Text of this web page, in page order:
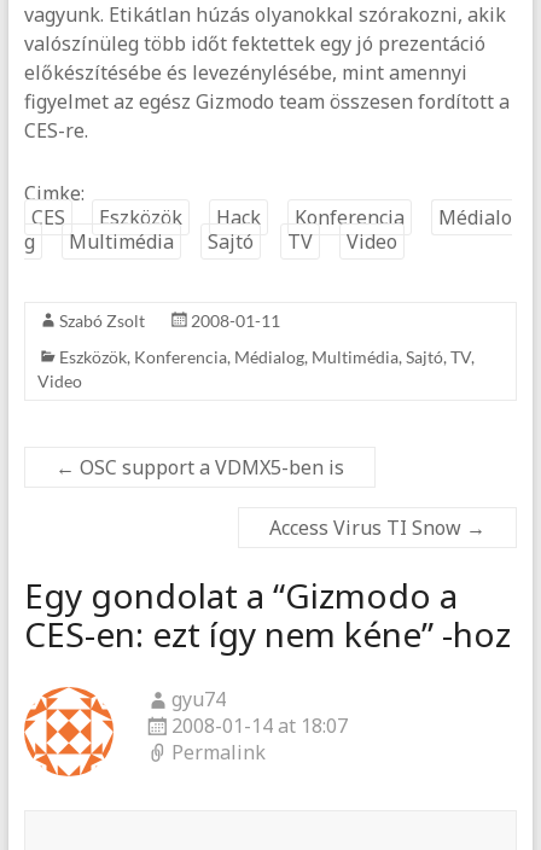
vagyunk. Etikátlan húzás olyanokkal szórakozni, akik
valószínüleg több időt fektettek egy jó prezentáció
előkészítésébe és levezénylésébe, mint amennyi
figyelmet az egész Gizmodo team összesen fordított a
CES-re.
Cimke:
CES
Eszközök Hack Konferencia
Médialo
g
Multimédia Sajtó TV Video
Szabó Zsolt
2008-01-11
Eszközök, Konferencia, Médialog, Multimédia, Sajtó, TV,
Video
← OSC support a VDMX5-ben is
Access Virus TI Snow →
Egy gondolat a “Gizmodo a
CES-en: ezt így nem kéne” -hoz
gyu74
2008-01-14 at 18:07
Permalink